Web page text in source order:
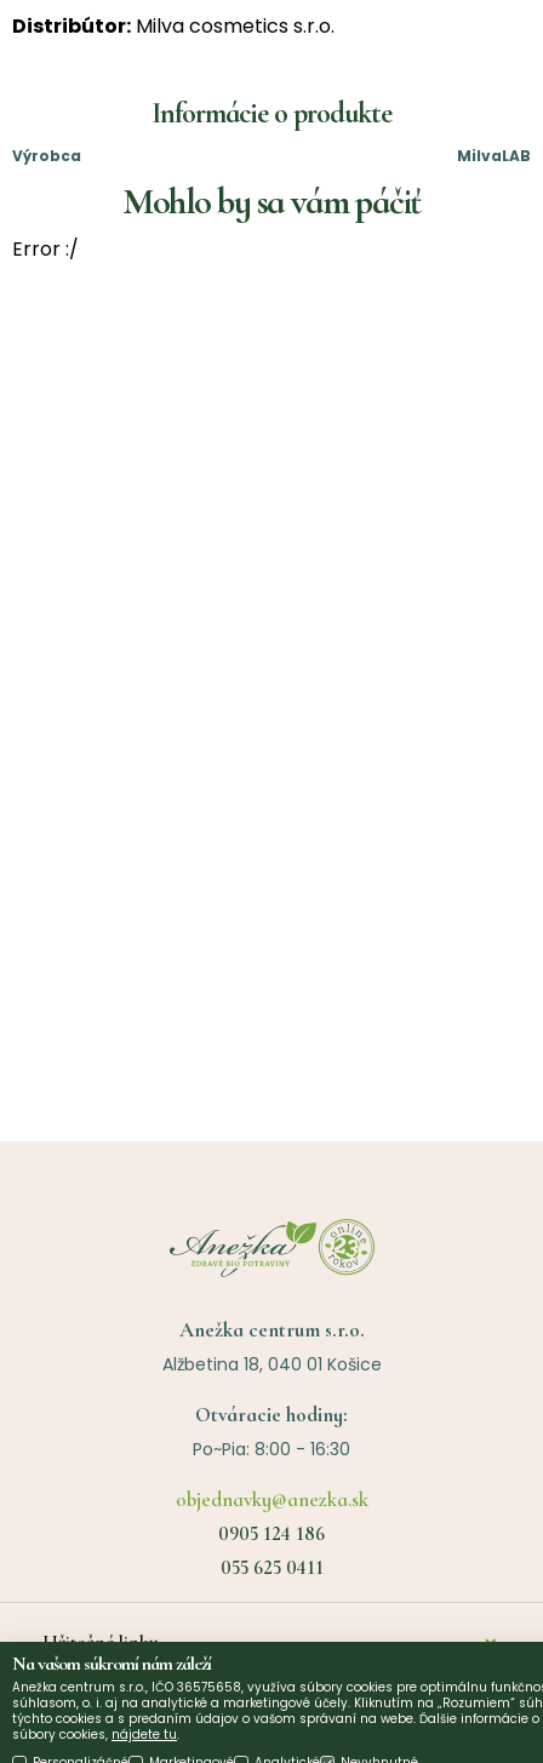
Distribútor: Milva cosmetics s.r.o.
Informácie o produkte
Výrobca MilvaLAB
Mohlo by sa vám páčiť
Error :/
Anežka centrum s.r.o.
Alžbetina 18, 040 01 Košice
Otváracie hodiny:
Po~Pia: 8:00 - 16:30
objednavky@anezka.sk
0905 124 186
055 625 0411
Užitočné linky
O nás
©2026Anezka centrum s.r.o. | Design byNarative
Na vašom súkromí nám záleží
Anežka centrum s.r.o., IČO 36575658, využíva súbory cookies pre optimálnu
súhlasom, o. i. aj na analytické a marketingové účely. Kliknutím na „Rozumiem“
týchto cookies a s predaním údajov o vašom správaní na webe. Ďalšie informácie
súbory cookies, nájdete tu.